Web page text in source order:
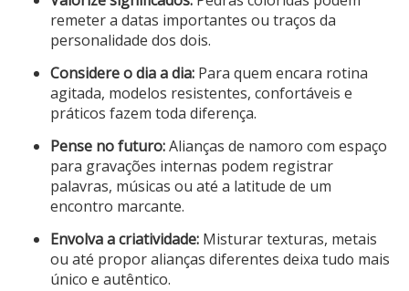
remeter a datas importantes ou traços da
personalidade dos dois.
Considere o dia a dia: Para quem encara rotina
agitada, modelos resistentes, confortáveis e
práticos fazem toda diferença.
Pense no futuro:Alianças de namoro com espaço
para gravações internas podem registrar
palavras, músicas ou até a latitude de um
encontro marcante.
Envolva a criatividade: Misturar texturas, metais
ou até propor alianças diferentes deixa tudo mais
único e autêntico.